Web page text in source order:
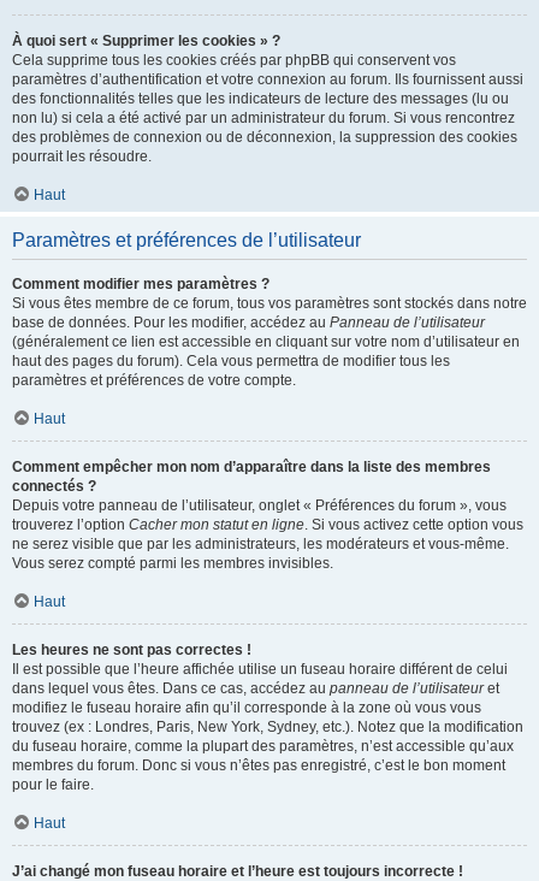
À quoi sert « Supprimer les cookies » ?
Cela supprime tous les cookies créés par phpBB qui conservent vos
paramètres d’authentification et votre connexion au forum. Ils fournissent aussi
des fonctionnalités telles que les indicateurs de lecture des messages (lu ou
non lu) si cela a été activé par un administrateur du forum. Si vous rencontrez
des problèmes de connexion ou de déconnexion, la suppression des cookies
pourrait les résoudre.
Haut
Paramètres et préférences de l’utilisateur
Comment modifier mes paramètres ?
Si vous êtes membre de ce forum, tous vos paramètres sont stockés dans notre
base de données. Pour les modifier, accédez au Panneau de l’utilisateur
(généralement ce lien est accessible en cliquant sur votre nom d’utilisateur en
haut des pages du forum). Cela vous permettra de modifier tous les
paramètres et préférences de votre compte.
Haut
Comment empêcher mon nom d’apparaître dans la liste des membres
connectés ?
Depuis votre panneau de l’utilisateur, onglet « Préférences du forum », vous
trouverez l’option Cacher mon statut en ligne. Si vous activez cette option vous
ne serez visible que par les administrateurs, les modérateurs et vous-même.
Vous serez compté parmi les membres invisibles.
Haut
Les heures ne sont pas correctes !
Il est possible que l’heure affichée utilise un fuseau horaire différent de celui
dans lequel vous êtes. Dans ce cas, accédez au panneau de l’utilisateuret
modifiez le fuseau horaire afin qu’il corresponde à la zone où vous vous
trouvez (ex : Londres, Paris, New York, Sydney, etc.). Notez que la modification
du fuseau horaire, comme la plupart des paramètres, n’est accessible qu’aux
membres du forum. Donc si vous n’êtes pas enregistré, c’est le bon moment
pour le faire.
Haut
J’ai changé mon fuseau horaire et l’heure est toujours incorrecte !